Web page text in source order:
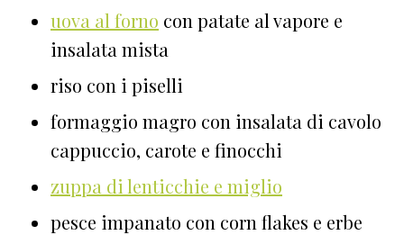
uova al forno con patate al vapore e
insalata mista
riso con i piselli
formaggio magro con insalata di cavolo
cappuccio, carote e finocchi
zuppa di lenticchie e miglio
pesce impanato con corn flakes e erbe